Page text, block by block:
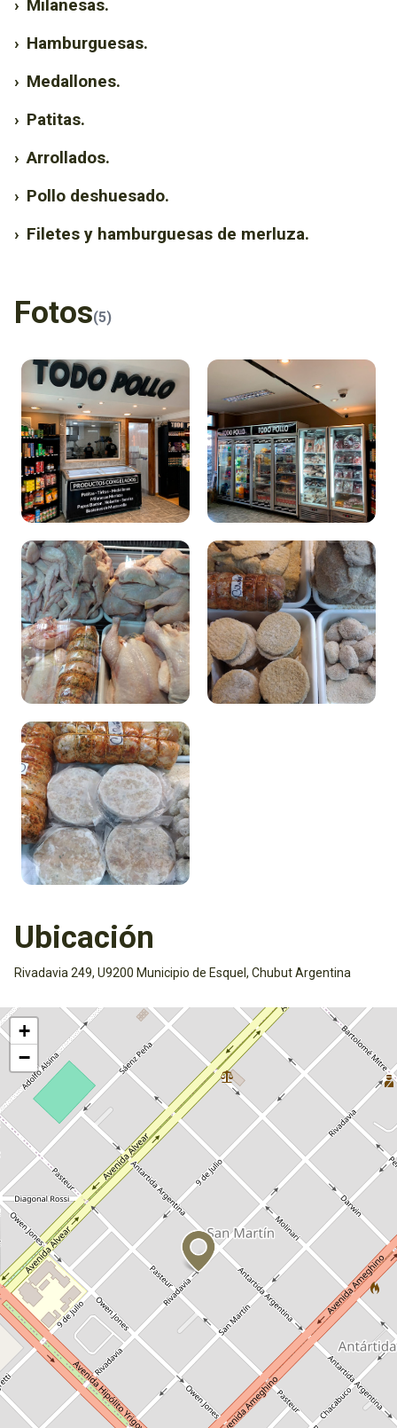
› Milanesas.
› Hamburguesas.
› Medallones.
› Patitas.
› Arrollados.
› Pollo deshuesado.
› Filetes y hamburguesas de merluza.
Fotos(5)
Ubicación
Rivadavia 249, U9200 Municipio de Esquel, Chubut Argentina
+
−
Activar mapa